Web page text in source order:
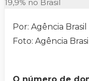
Por: Agência Brasil
Foto: Agência